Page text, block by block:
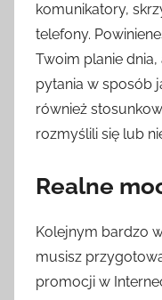
komunikatory,
telefony.
Twoim planie
pytania w sposób
również
rozmyślili się lub
Realne
Kolejnym bardzo
musisz
promocji w